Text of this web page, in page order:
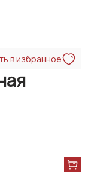
в избранное